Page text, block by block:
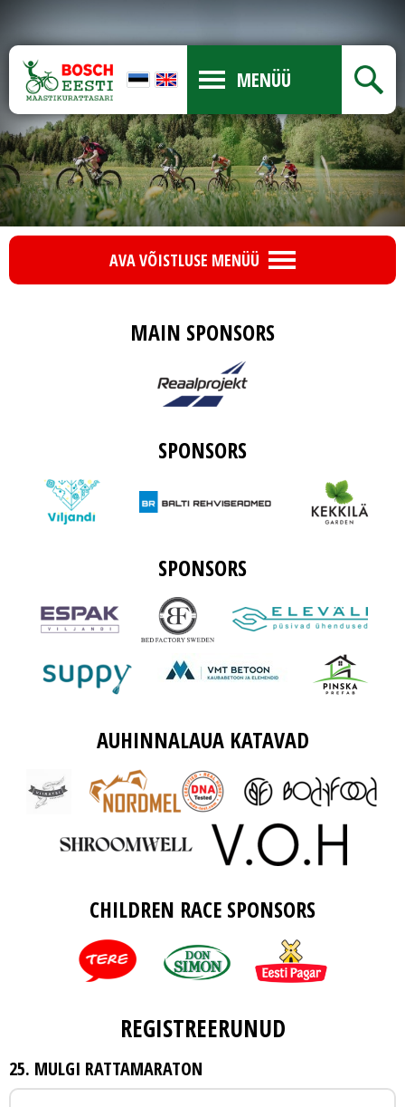
MENÜÜ
AVA VÕISTLUSE MENÜÜ
MAIN SPONSORS
SPONSORS
SPONSORS
AUHINNALAUA KATAVAD
CHILDREN RACE SPONSORS
REGISTREERUNUD
25. MULGI RATTAMARATON